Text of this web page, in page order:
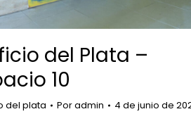
del Plata –
10
del plata Poradmin 4 de junio de